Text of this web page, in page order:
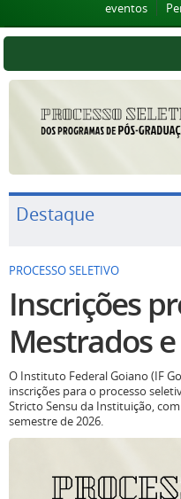
eventos
Destaque
PROCESSO SELETIVO
Inscrições
Mestrados
O Instituto Federal Goiano (IF
inscrições para o processo
Stricto Sensu da Instituição,
semestre de 2026.